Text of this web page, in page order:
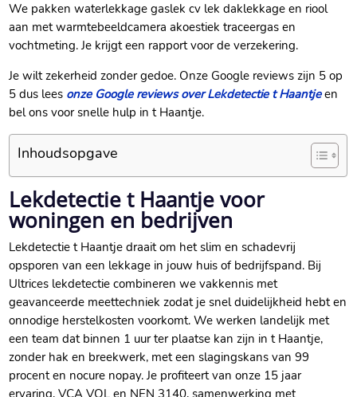
We pakken waterlekkage gaslek cv lek daklekkage en riool
aan met warmtebeeldcamera akoestiek traceergas en
vochtmeting. Je krijgt een rapport voor de verzekering.
Je wilt zekerheid zonder gedoe. Onze Google reviews zijn 5 op
5 dus lees onze Google reviews over Lekdetectie t Haantjeen
bel ons voor snelle hulp in t Haantje.
Inhoudsopgave
Lekdetectie t Haantje voor
woningen en bedrijven
Lekdetectie t Haantje draait om het slim en schadevrij
opsporen van een lekkage in jouw huis of bedrijfspand. Bij
Ultrices lekdetectie combineren we vakkennis met
geavanceerde meettechniek zodat je snel duidelijkheid hebt en
onnodige herstelkosten voorkomt. We werken landelijk met
een team dat binnen 1 uur ter plaatse kan zijn in t Haantje,
zonder hak en breekwerk, met een slagingskans van 99
procent en nocure nopay. Je profiteert van onze 15 jaar